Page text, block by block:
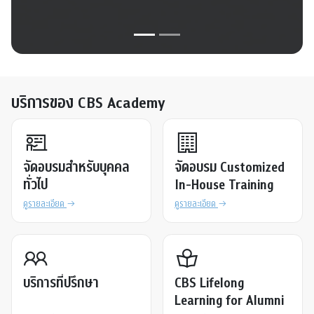
บริการของ CBS Academy
จัดอบรมสำหรับบุคคล
ทั่วไป
ดูรายละเอียด
จัดอบรม Customized
In-House Training
ดูรายละเอียด
บริการที่ปรึกษา
CBS Lifelong
Learning for Alumni